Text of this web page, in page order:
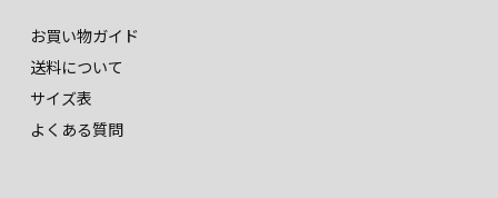
お買い物ガイド
送料について
サイズ表
よくある質問